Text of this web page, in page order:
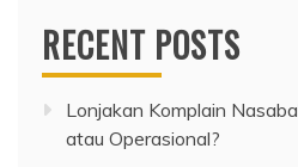
RECENT POSTS
Lonjakan Komplain
atau Operasional?